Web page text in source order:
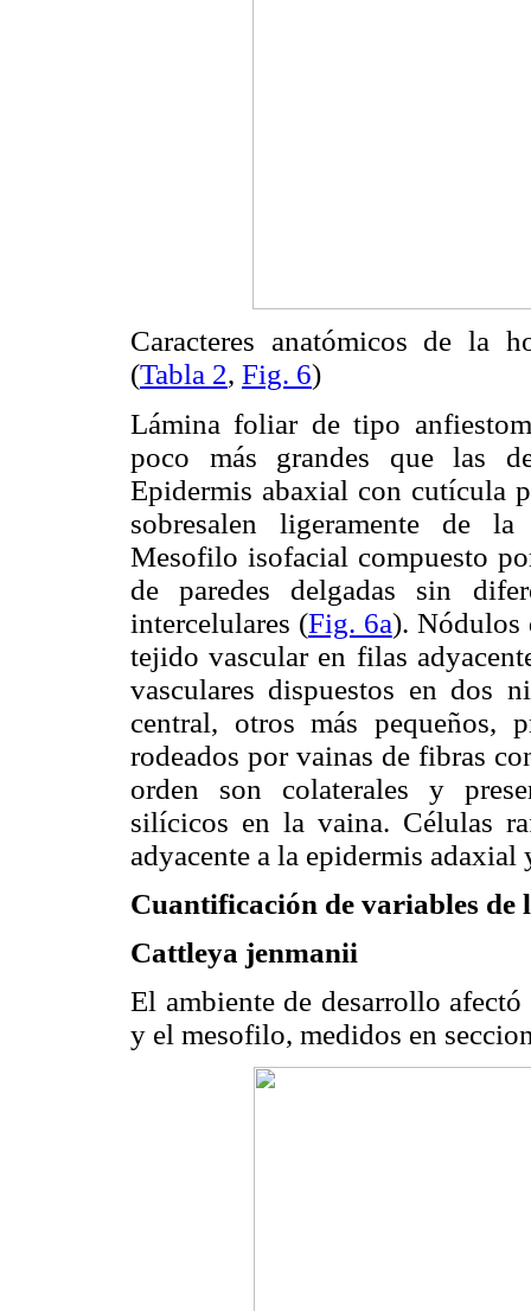
Caracteres anatómicos de la
(Tabla 2, Fig. 6)
Lámina foliar de tipo
poco más grandes que las
Epidermis abaxial con cutícula
sobresalen ligeramente de
Mesofilo isofacial compuesto
de paredes delgadas sin
intercelulares (Fig. 6a). Nódulos
tejido vascular en filas
vasculares dispuestos en dos
central, otros más pequeños,
rodeados por vainas de fibras
orden son colaterales y
silícicos en la vaina. Células
adyacente a la epidermis
Cuantificación de variables de
Cattleya jenmanii
El ambiente de desarrollo
y el mesofilo, medidos en